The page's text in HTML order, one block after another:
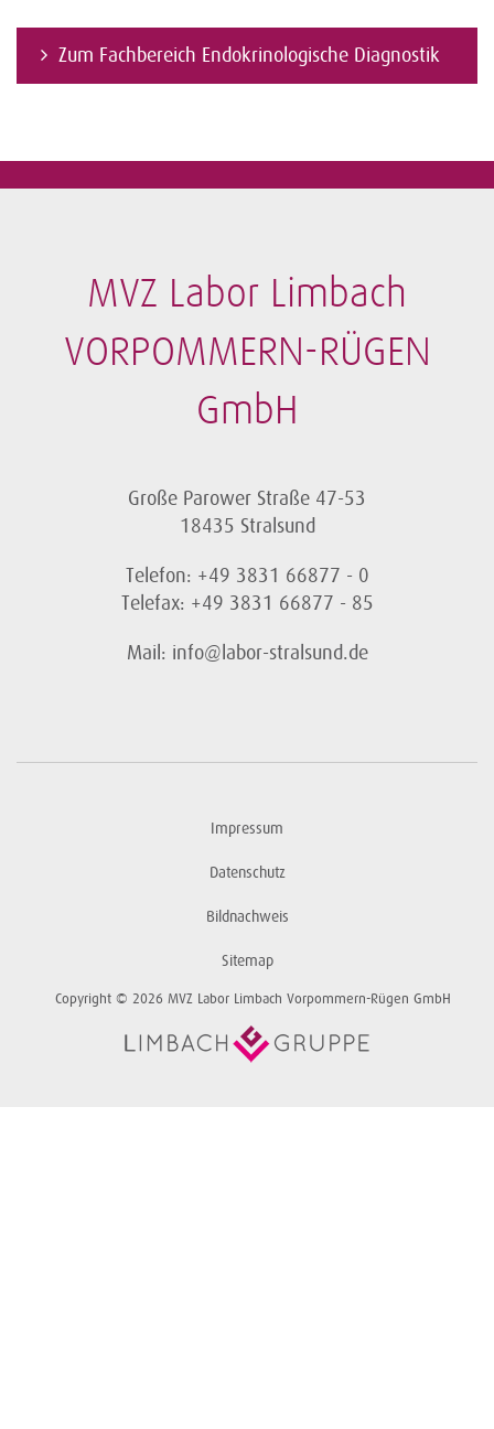
Zum Fachbereich Endokrinologische Diagnostik
MVZ Labor Limbach
VORPOMMERN-RÜGEN
GmbH
Große Parower Straße 47-53
18435 Stralsund
Telefon: +49 3831 66877 - 0
Telefax: +49 3831 66877 - 85
Mail: info@labor-stralsund.de
Impressum
Datenschutz
Bildnachweis
Sitemap
Copyright © 2026 MVZ Labor Limbach Vorpommern-Rügen GmbH